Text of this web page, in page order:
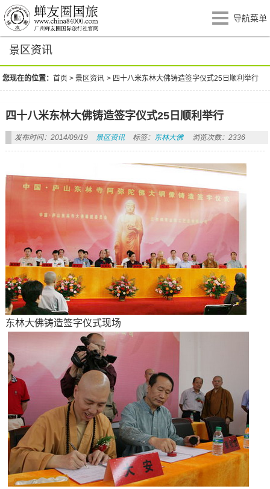
导航菜单
景区资讯
您现在的位置：首页 >景区资讯 > 四十八米东林大佛铸造签字仪式25日顺利举行
四十八米东林大佛铸造签字仪式25日顺利举行
发布时间：2014/09/19 景区资讯 标签： 东林大佛 浏览次数：2336
东林大佛铸造签字仪式现场